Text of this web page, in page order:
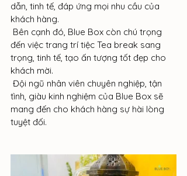
dẫn, tinh tế, đáp ứng mọi nhu cầu của
khách hàng.
Bên cạnh đó, Blue Box còn chú trọng
đến việc trang trí tiệc Tea break sang
trọng, tinh tế, tạo ấn tượng tốt đẹp cho
khách mời.
Đội ngũ nhân viên chuyên nghiệp, tận
tình, giàu kinh nghiệm của Blue Box sẽ
mang đến cho khách hàng sự hài lòng
tuyệt đối.